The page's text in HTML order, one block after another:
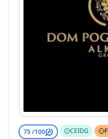
75 /100 CEIDG